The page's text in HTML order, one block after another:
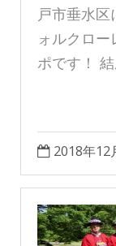
戸市垂水
ォルクロ
ポです！
2018年12